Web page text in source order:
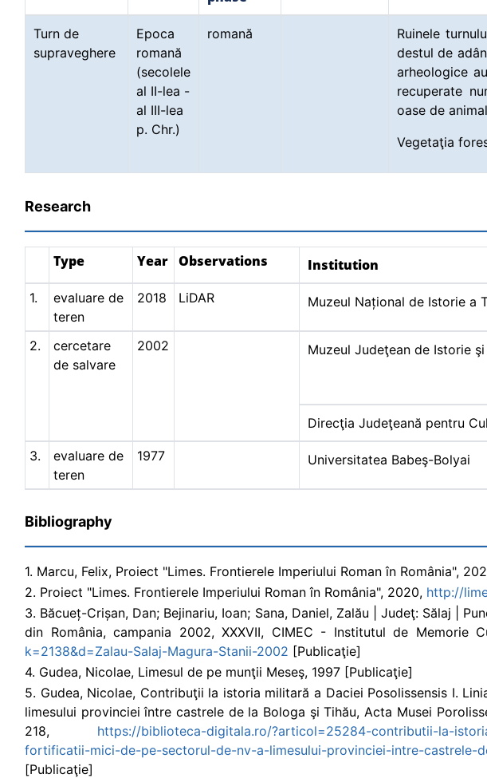
Turn de
supraveghere
Epoca
romană
(secolele
al II-lea -
al III-lea
p. Chr.)
romană
Ruinele
destul de
arheologice
recuperate
oase de
Vegetaţia
Research
Type Year Observations Institution
1.
evaluare de
teren
2018 LiDAR Muzeul Național de Istorie a
2.
cercetare
de salvare
2002 Muzeul Judeţean de Istorie
Direcţia Judeţeană pentru
3.
evaluare de
teren
1977 Universitatea Babeş-Bolyai
Bibliography
1. Marcu, Felix, Proiect "Limes. Frontierele Imperiului Roman în România",
2. Proiect "Limes. Frontierele Imperiului Roman în România", 2020, http://
3. Băcueț-Crișan, Dan; Bejinariu, Ioan; Sana, Daniel, Zalău | Judeţ: Sălaj |
din România, campania 2002, XXXVII, CIMEC - Institutul de Memorie
k=2138&d=Zalau-Salaj-Magura-Stanii-2002 [Publicaţie]
4. Gudea, Nicolae, Limesul de pe munţii Meseş, 1997 [Publicaţie]
5. Gudea, Nicolae, Contribuţii la istoria militară a Daciei Posolissensis I.
limesului provinciei între castrele de la Bologa şi Tihău, Acta Musei
218, https://biblioteca-digitala.ro/?articol=25284-contributii-la-
fortificatii-mici-de-pe-sectorul-de-nv-a-limesului-provinciei-intre-castrele-
[Publicaţie]